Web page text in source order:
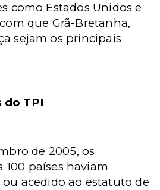
como Estados Unidos e
que Grã-Bretanha,
sejam os principais
do TPI
de 2005, os
100 países haviam
ou acedido ao estatuto de